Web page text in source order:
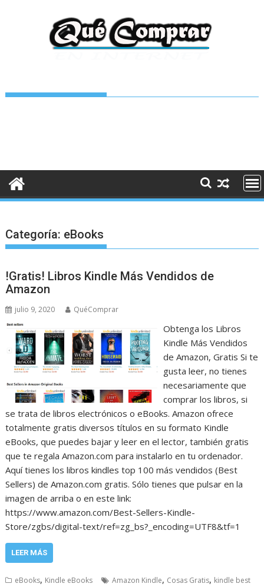
Categoría: eBooks
!Gratis! Libros Kindle Más Vendidos de
Amazon
julio 9, 2020 QuéComprar
Obtenga los Libros
Kindle Más Vendidos
de Amazon, Gratis Si te
gusta leer, no tienes
necesariamente que
comprar los libros, si
se trata de libros electrónicos o eBooks. Amazon ofrece
totalmente gratis diversos títulos en su formato Kindle
eBooks, que puedes bajar y leer en el lector, también gratis
que te regala Amazon.com para instalarlo en tu ordenador.
Aquí tienes los libros kindles top 100 más vendidos (Best
Sellers) de Amazon.com gratis. Sólo tienes que pulsar en la
imagen de arriba o en este link:
https://www.amazon.com/Best-Sellers-Kindle-
Store/zgbs/digital-text/ref=zg_bs?_encoding=UTF8&tf=1
LEER MÁS
eBooks, Kindle eBooks Amazon Kindle, Cosas Gratis, kindle best